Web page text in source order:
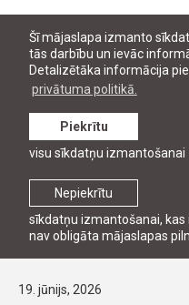
Šī mājaslapa izmanto
tās darbību un ievāc
Detalizētāka informācija
privātuma politikā.
Nepiekrītu
sīkdatņu izmantošanai,
nav obligāta mājaslapas
Piekrītu
visu sīkdatņu izmantošanai
Ziņas
PĒTNIECĪBA
Rīgā notiks 2.
konference par
reformām
19. jūnijs, 2026